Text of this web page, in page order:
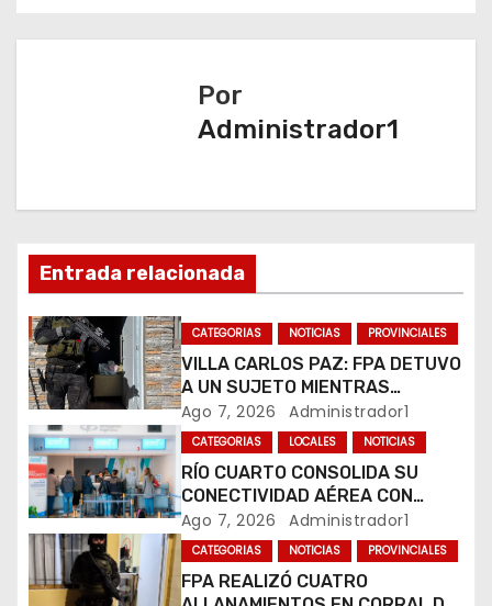
ó
n
d
e
e
n
t
r
a
Por
Administrador1
Entrada relacionada
CATEGORIAS NOTICIAS PROVINCIALES
VILLA CARLOS PAZ: FPA DETUVO
A UN SUJETO MIENTRAS
COMERCIALIZABA COCAÍNA Y
MARIHUANA EN UNA PLAZA
Ago 7, 2026 Administrador1
CATEGORIAS LOCALES NOTICIAS
RÍO CUARTO CONSOLIDA SU
CONECTIVIDAD AÉREA CON
CUATRO VUELOS SEMANALES A
BUENOS AIRES
Ago 7, 2026 Administrador1
CATEGORIAS NOTICIAS PROVINCIALES
FPA REALIZÓ CUATRO